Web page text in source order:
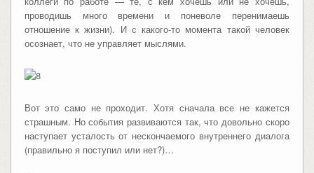
проводишь много времени и поневоле перенимаешь
отношение к жизни). И с какого-то момента такой человек
осознает, что не управляет мыслями.
Вот это само не проходит. Хотя сначала все не кажется
страшным. Но события развиваются так, что довольно скоро
наступает усталость от нескончаемого внутреннего диалога
(правильно я поступил или нет?)…